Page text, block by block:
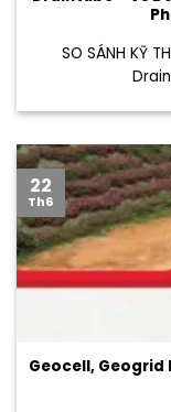
SO SÁNH KỸ
Geocell, Geogrid
22
Th6